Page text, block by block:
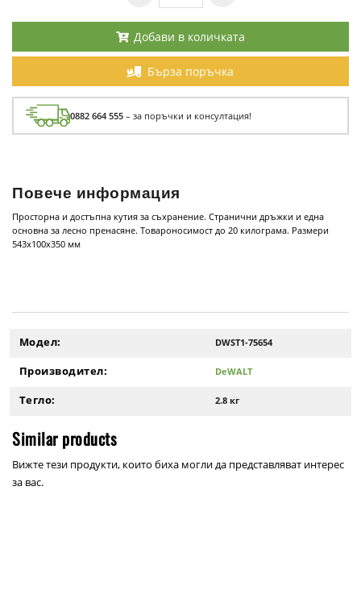
Добави в количката
Бърза поръчка
0882 664 555 – за поръчки и консултация!
Повече информация
Просторна и достъпна кутия за съхранение. Странични дръжки и една
основна за лесно пренасяне. Товароносимост до 20 килограма. Размери
543х100х350 мм
Модел: DWST1-75654
Производител: DeWALT
Тегло: 2.8 кг
Similar products
Вижте тези продукти, които биха могли да представляват интерес
за вас.